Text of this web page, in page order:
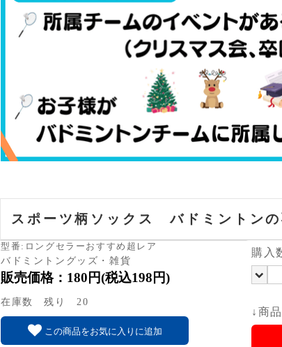
スポーツ柄ソックス バドミントン
型番:ロングセラーおすすめ超レア
バドミントングッズ・雑貨
販売価格：180円(税込198円)
在庫数 残り 20
この商品をお気に入りに追加
購入
↓商